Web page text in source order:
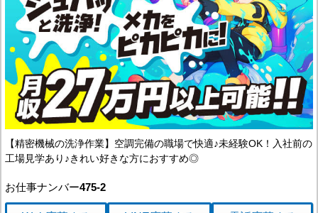
【精密機械の洗浄作業】空調完備の職場で快適♪未経験OK！入社前の
工場見学あり♪きれい好きな方におすすめ◎
お仕事ナンバー475-2